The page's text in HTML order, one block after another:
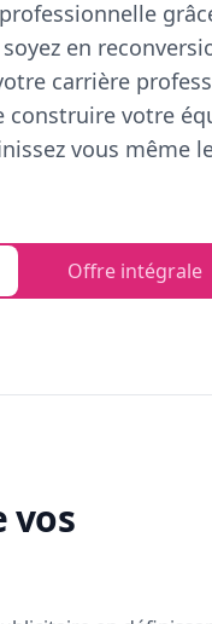
en
carrière
construire votre
vous même
Offre intégrale
vos